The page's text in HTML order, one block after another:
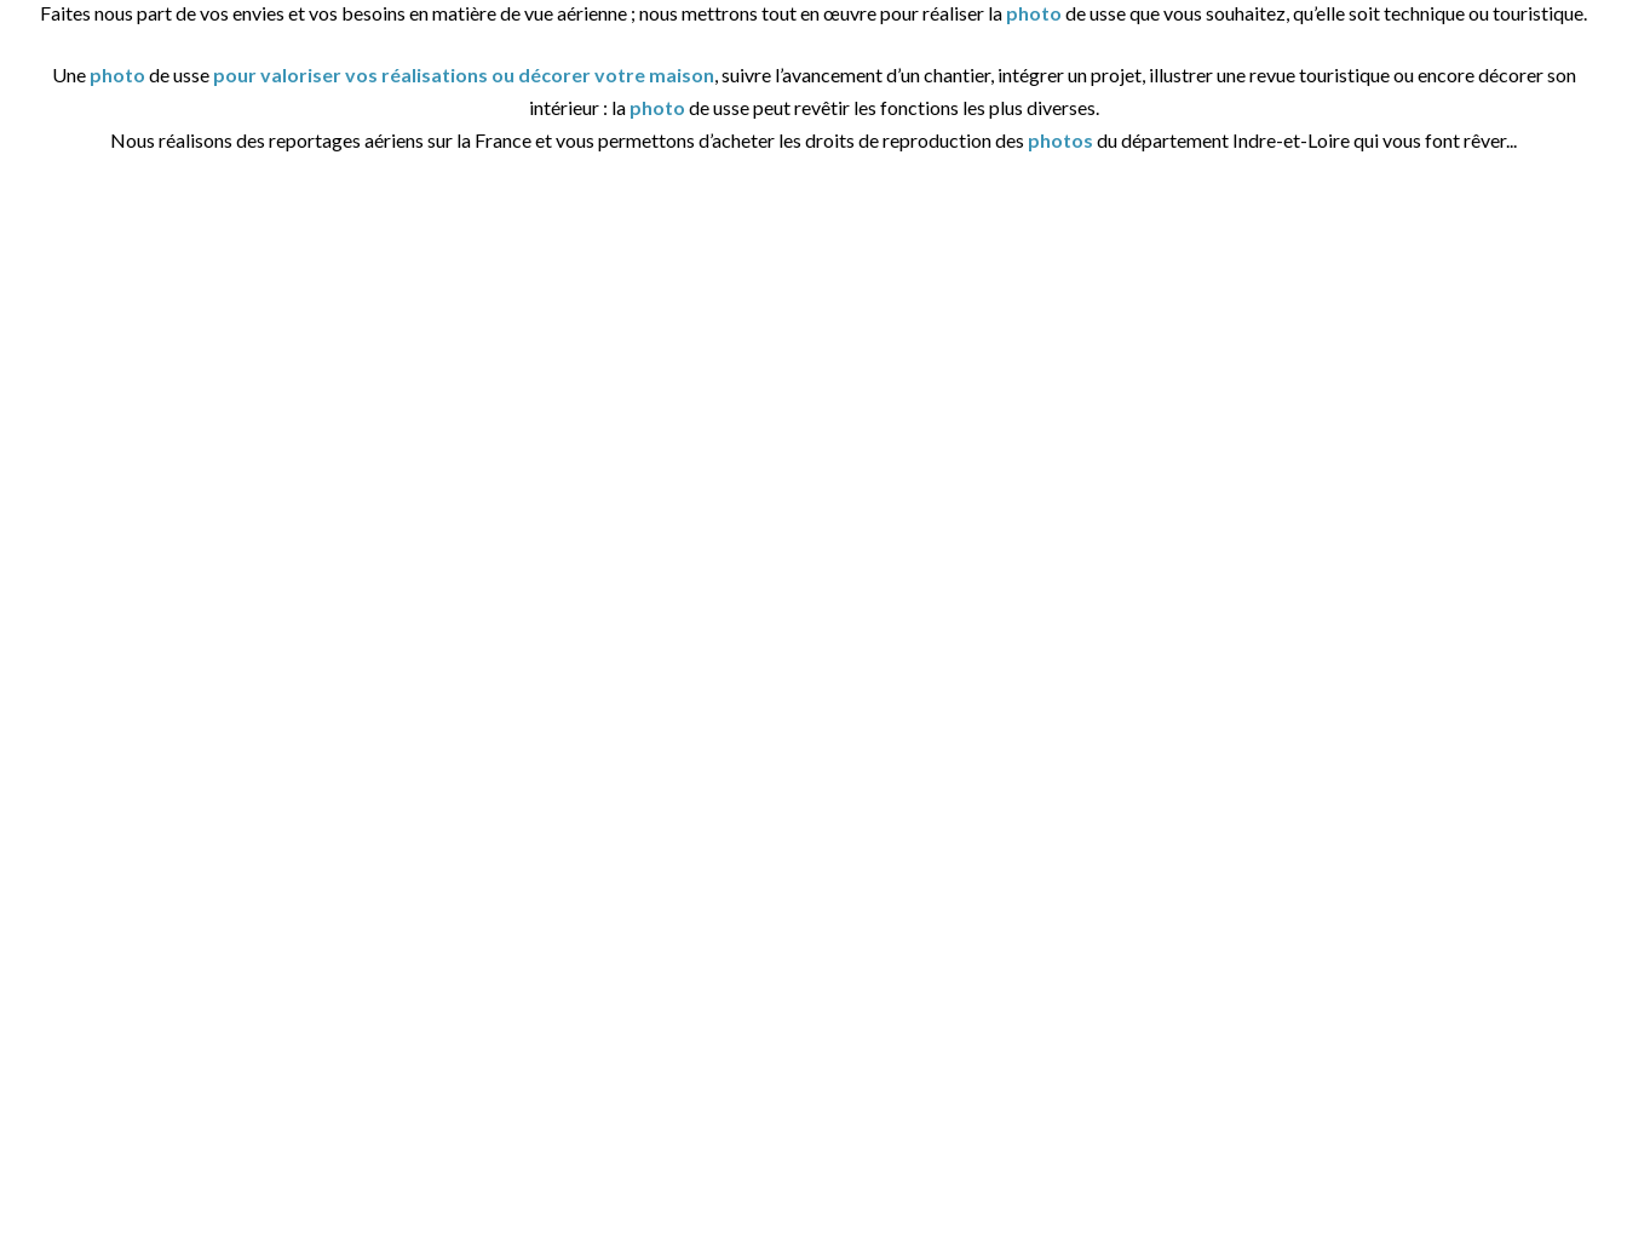
Faites nous part de vos envies et vos besoins en matière de vue aérienne ; nous mettrons tout en œuvre pour réaliser la photo de usse que vous souhaitez, qu’elle soit technique ou touristique.
Une photo de usse pour valoriser vos réalisations ou décorer votre maison, suivre l’avancement d’un chantier, intégrer un projet, illustrer une revue touristique ou encore décorer son
intérieur : la photo de usse peut revêtir les fonctions les plus diverses.
Nous réalisons des reportages aériens sur la France et vous permettons d’acheter les droits de reproduction des photos du département Indre-et-Loire qui vous font rêver...